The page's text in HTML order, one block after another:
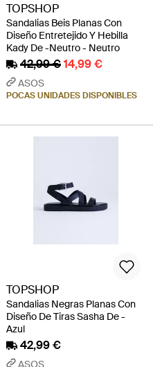
TOPSHOP
Sandalias Beis Planas Con
Diseño Entretejido Y Hebilla
Kady De -Neutro - Neutro
42,99 €14,99 €
ASOS
POCAS UNIDADES DISPONIBLES
TOPSHOP
Sandalias Negras Planas Con
Diseño De Tiras Sasha De -
Azul
42,99 €
ASOS